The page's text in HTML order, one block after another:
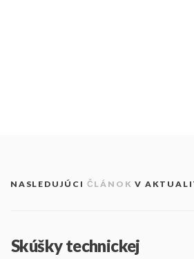
NASLEDUJÚCI ČLÁNOK V
Skúšky technickej